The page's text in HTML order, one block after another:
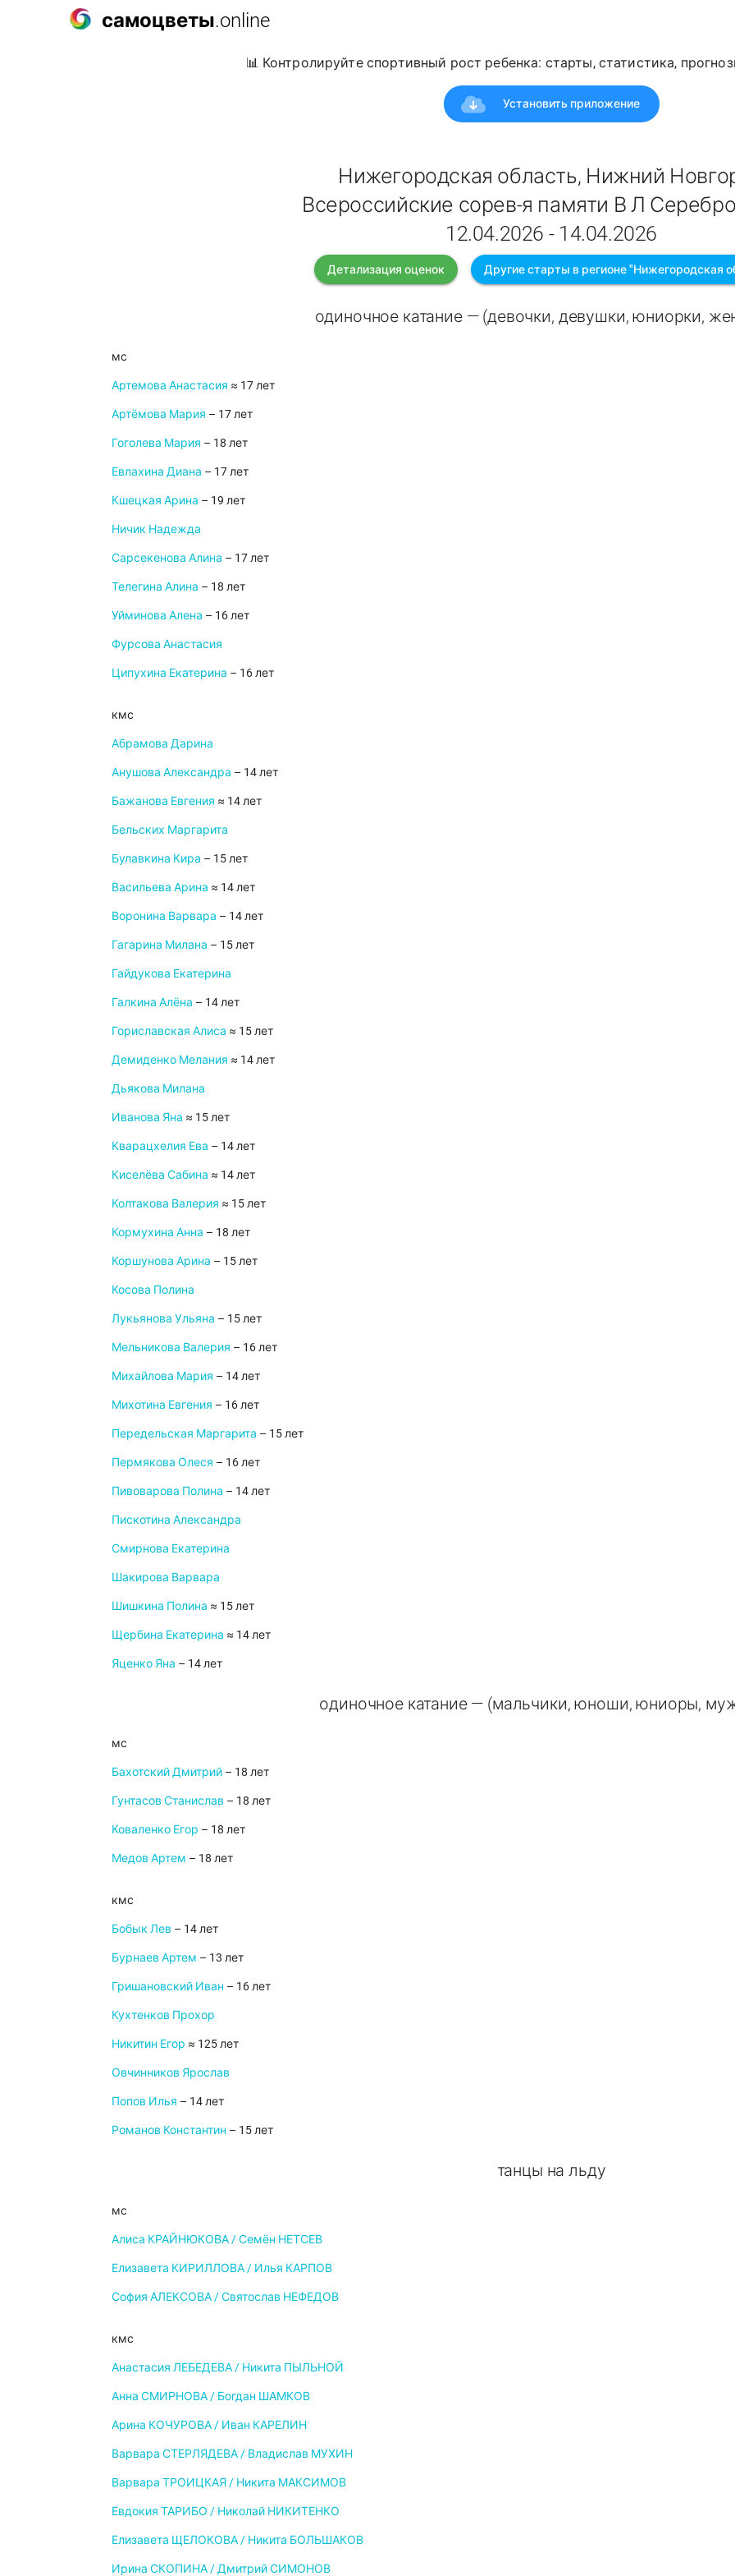
самоцветы.online
📊 Контролируйте спортивный рост ребенка: старты, статистика,
Установить приложение
Нижегородская область, Нижний
Всероссийские сорев-я памяти В Л
12.04.2026 - 14.04.2026
Детализация оценок Другие старты в регионе "Нижегородская
одиночное катание — (девочки, девушки, юниорки,
мс
Артемова Анастасия ≈ 17 лет
Артёмова Мария – 17 лет
Гоголева Мария – 18 лет
Евлахина Диана – 17 лет
Кшецкая Арина – 19 лет
Ничик Надежда
Сарсекенова Алина – 17 лет
Телегина Алина – 18 лет
Уйминова Алена – 16 лет
Фурсова Анастасия
Ципухина Екатерина – 16 лет
кмс
Абрамова Дарина
Анушова Александра – 14 лет
Бажанова Евгения ≈ 14 лет
Бельских Маргарита
Булавкина Кира – 15 лет
Васильева Арина ≈ 14 лет
Воронина Варвара – 14 лет
Гагарина Милана – 15 лет
Гайдукова Екатерина
Галкина Алёна – 14 лет
Гориславская Алиса ≈ 15 лет
Демиденко Мелания ≈ 14 лет
Дьякова Милана
Иванова Яна ≈ 15 лет
Кварацхелия Ева – 14 лет
Киселёва Сабина ≈ 14 лет
Колтакова Валерия ≈ 15 лет
Кормухина Анна – 18 лет
Коршунова Арина – 15 лет
Косова Полина
Лукьянова Ульяна – 15 лет
Мельникова Валерия – 16 лет
Михайлова Мария – 14 лет
Михотина Евгения – 16 лет
Передельская Маргарита – 15 лет
Пермякова Олеся – 16 лет
Пивоварова Полина – 14 лет
Пискотина Александра
Смирнова Екатерина
Шакирова Варвара
Шишкина Полина ≈ 15 лет
Щербина Екатерина ≈ 14 лет
Яценко Яна – 14 лет
одиночное катание — (мальчики, юноши, юниоры,
мс
Бахотский Дмитрий – 18 лет
Гунтасов Станислав – 18 лет
Коваленко Егор – 18 лет
Медов Артем – 18 лет
кмс
Бобык Лев – 14 лет
Бурнаев Артем – 13 лет
Гришановский Иван – 16 лет
Кухтенков Прохор
Никитин Егор ≈ 125 лет
Овчинников Ярослав
Попов Илья – 14 лет
Романов Константин – 15 лет
танцы на льду
мс
Алиса КРАЙНЮКОВА / Семён НЕТСЕВ
Елизавета КИРИЛЛОВА / Илья КАРПОВ
София АЛЕКСОВА / Святослав НЕФЕДОВ
кмс
Анастасия ЛЕБЕДЕВА / Никита ПЫЛЬНОЙ
Анна СМИРНОВА / Богдан ШАМКОВ
Арина КОЧУРОВА / Иван КАРЕЛИН
Варвара СТЕРЛЯДЕВА / Владислав МУХИН
Варвара ТРОИЦКАЯ / Никита МАКСИМОВ
Евдокия ТАРИБО / Николай НИКИТЕНКО
Елизавета ЩЕЛОКОВА / Никита БОЛЬШАКОВ
Ирина СКОПИНА / Дмитрий СИМОНОВ